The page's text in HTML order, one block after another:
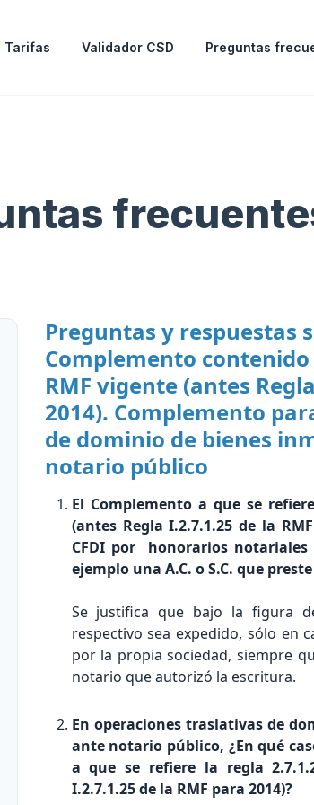
Tarifas Validador CSD Preguntas
Preguntas y respuestas
Complemento contenido
RMF vigente (antes
2014). Complemento
de dominio de bienes
notario público
El Complemento a que se
(antes Regla I.2.7.1.25 de la
CFDI por honorarios
ejemplo una A.C. o S.C. que
Se justifica que bajo la figura
respectivo sea expedido, sólo en
por la propia sociedad, siempre
notario que autorizó la escritura.
En operaciones traslativas de
ante notario público, ¿En qué
a que se refiere la regla
I.2.7.1.25 de la RMF para 2014)?